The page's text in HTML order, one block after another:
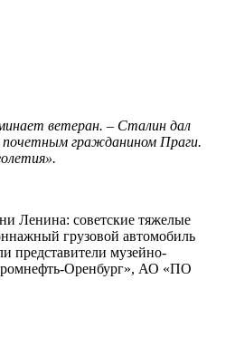
ветеран. – Сталин дал
почетным гражданином Праги.
Ленина: советские тяжелые
грузовой автомобиль
представители музейно-
Оренбург», АО «ПО